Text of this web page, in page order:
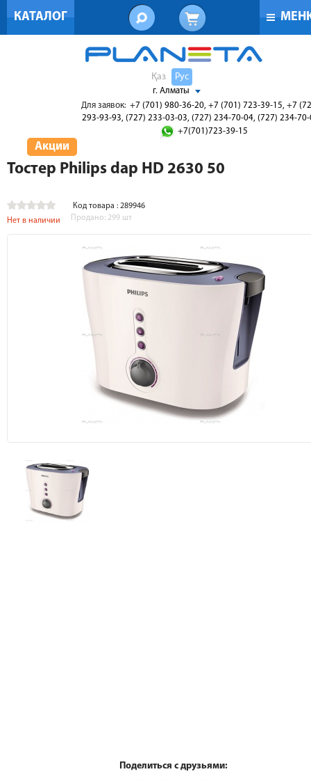
КАТАЛОГ
Қаз Рус
г. Алматы
Для заявок: +7 (701) 980-36-20, +7 (701) 723-39-15, +7
293-93-93, (727) 233-03-03, (727) 234-70-04, (727) 234-
+7(701)723-39-15
Акции
Тостер Philips dap HD 2630 50
Код товара : 289946
Нет в наличии
Продано: 299 шт
Поделиться с друзьями: